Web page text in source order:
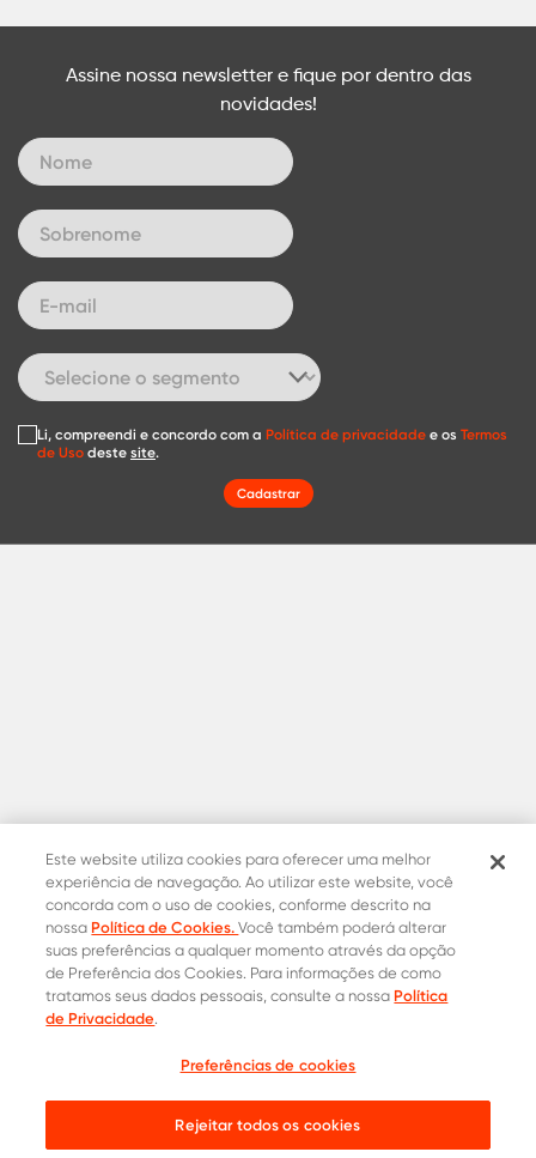
Assine nossa newsletter e fique por dentro das
novidades!
Li, compreendi e concordo com a Política de privacidade e os Termos
de Uso deste site.
Cadastrar
Contatos Oficiais
Este website utiliza cookies para oferecer uma melhor
experiência de navegação. Ao utilizar este website, você
concorda com o uso de cookies, conforme descrito na
nossa Política de Cookies.Você também poderá alterar
suas preferências a qualquer momento através da opção
de Preferência dos Cookies. Para informações de como
tratamos seus dados pessoais, consulte a nossa Política
de Privacidade.
Preferências de cookies
Rejeitar todos os cookies